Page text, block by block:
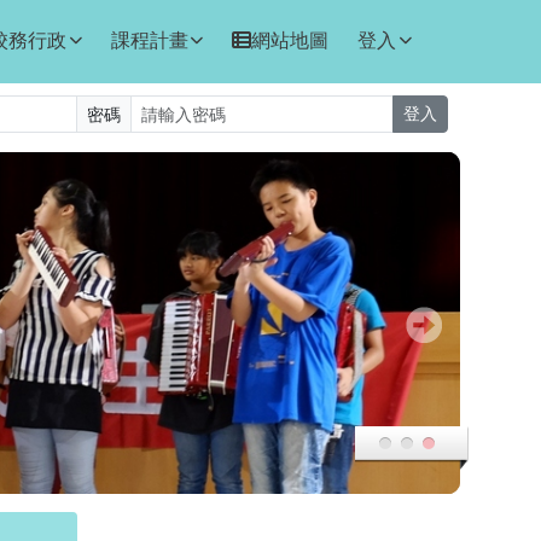
務行政 課程計畫 網站地圖 登入
密碼 登入